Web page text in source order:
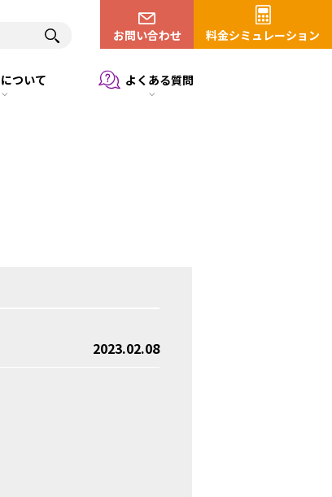
お問い合わせ 料金シミュレーション
ついて よくある質問
2023.02.08